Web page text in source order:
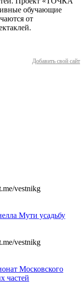
обучающие
от
Добавить свой сайт
vestnikg
Мути усадьбу
vestnikg
Московского
частей